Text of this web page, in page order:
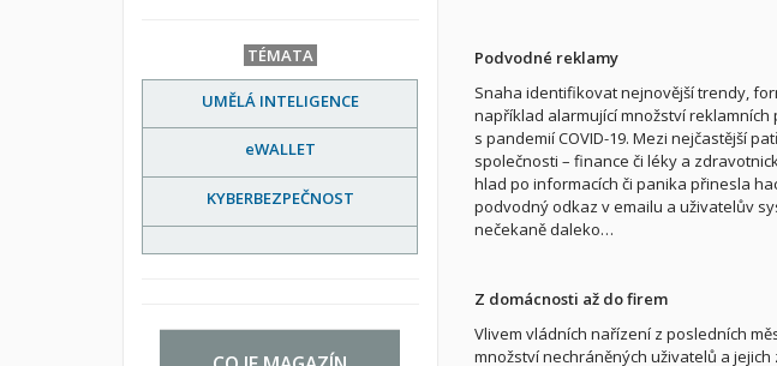
Podvodné reklamy
Snaha identifikovat nejnovější trendy,
například alarmující množství
s pandemií COVID-19. Mezi nejčastější
společnosti – finance či léky a
hlad po informacích či panika přinesla
podvodný odkaz v emailu a uživatelův
nečekaně daleko…
Z domácnosti až do firem
Vlivem vládních nařízení z posledních
množství nechráněných uživatelů a
TÉMATA
UMĚLÁ INTELIGENCE
eWALLET
KYBERBEZPEČNOST